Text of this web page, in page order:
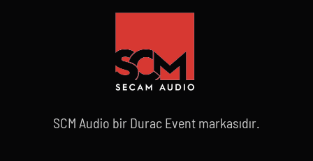
SCM Audio bir Durac Event markasıdır.